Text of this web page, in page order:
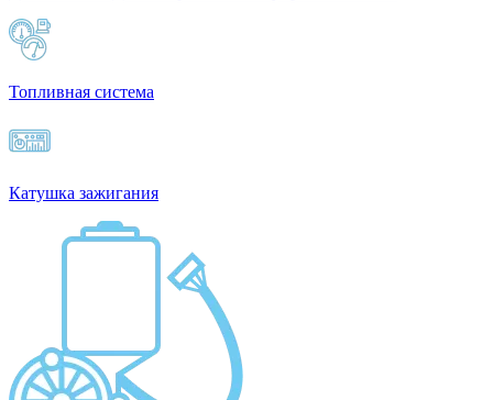
Топливная система
Катушка зажигания